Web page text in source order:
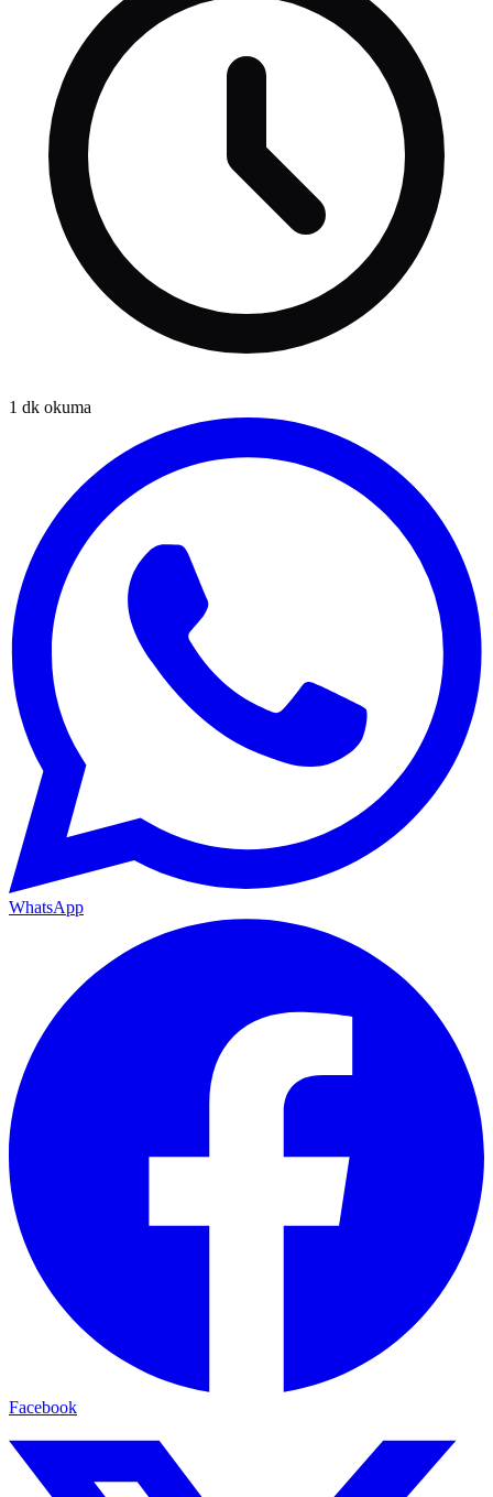
1 dk okuma
WhatsApp
Facebook